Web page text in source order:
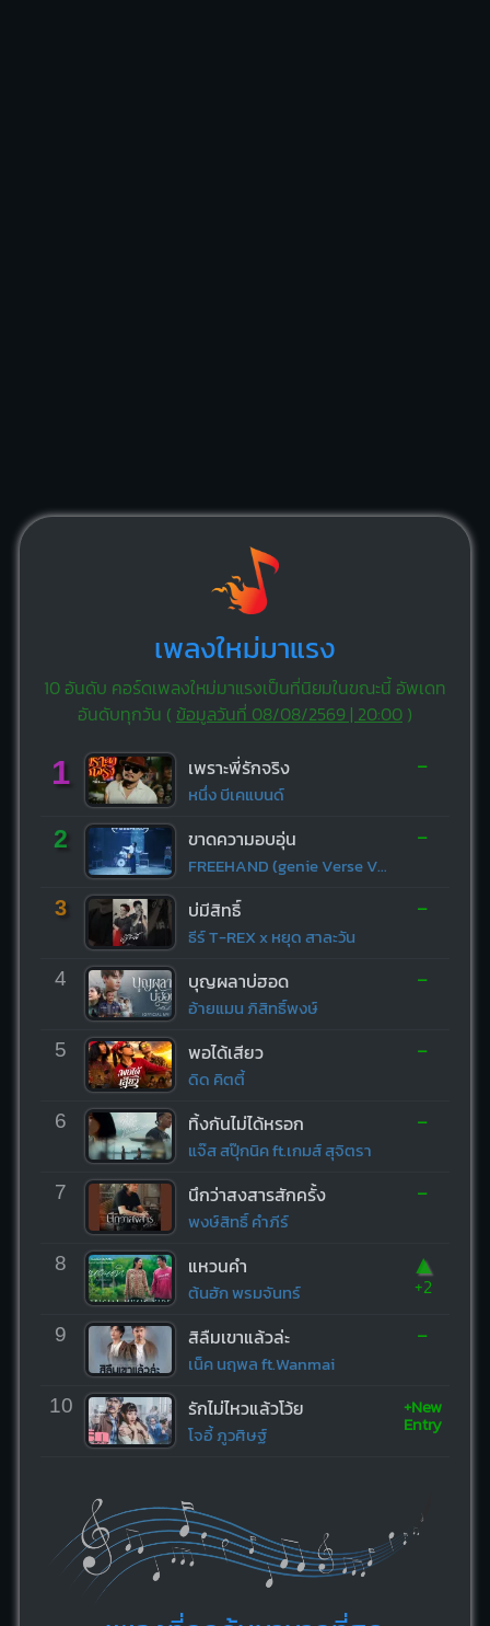
เพลงใหม่มาแรง
10 อันดับ คอร์ดเพลงใหม่มาแรงเป็นที่นิยมในขณะนี้ อัพเดท
อันดับทุกวัน ( ข้อมูลวันที่ 08/08/2569 | 20:00)
1 เพราะพี่รักจริง
หนึ่ง บีเคแบนด์
-
2 ขาดความอบอุ่น
FREEHAND (genie Verse Vol.1)
-
3 บ่มีสิทธิ์
ธีร์ T-REX x หยุด สาละวัน
-
4 บุญผลาบ่ฮอด
อ้ายแมน ภิสิทธิ์พงษ์
-
5 พอได้เสียว
ดิด คิตตี้
-
6 ทิ้งกันไม่ได้หรอก
แจ๊ส สปุ๊กนิค ft.เกมส์ สุจิตรา
-
7 นึกว่าสงสารสักครั้ง
พงษ์สิทธิ์ คำภีร์
-
8 แหวนคำ
ต้นฮัก พรมจันทร์
▲
+2
9 สิลืมเขาแล้วล่ะ
เน็ค นฤพล ft.Wanmai
-
10 รักไม่ไหวแล้วโว้ย
โจอี้ ภูวศิษฐ์
+New
Entry